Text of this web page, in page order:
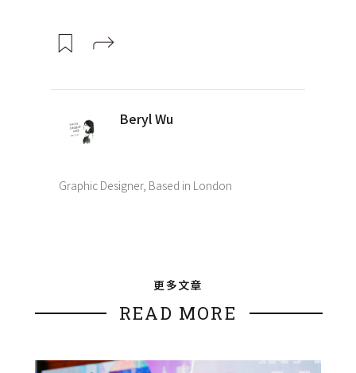
Beryl Wu
Graphic Designer, Based in London
更多文章
READ MORE